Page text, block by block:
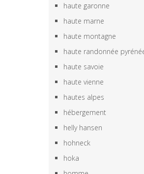
haute garonne
haute marne
haute montagne
haute randonnée
haute savoie
haute vienne
hautes alpes
hébergement
helly hansen
hohneck
hoka